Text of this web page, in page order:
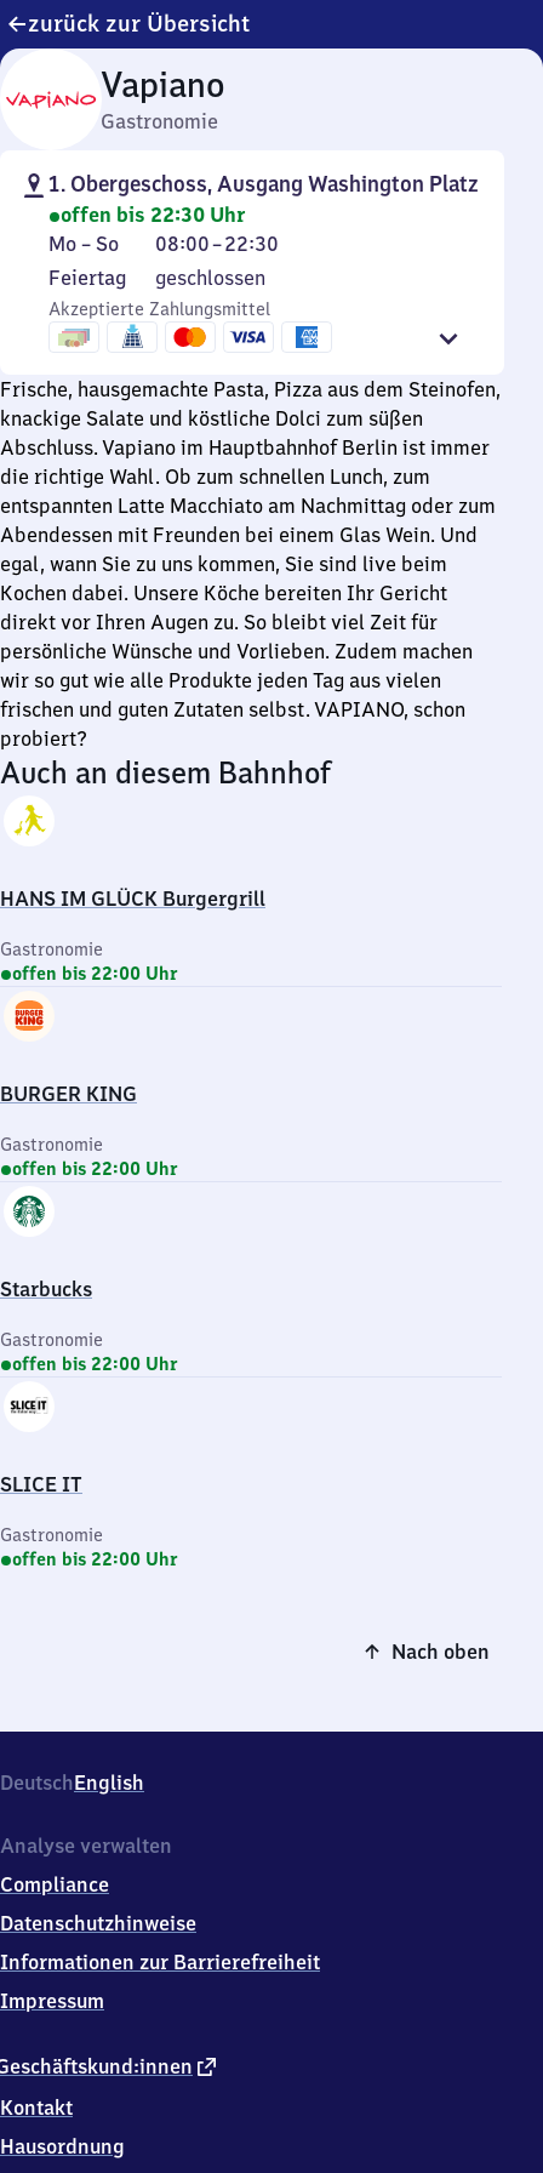
zurück zur Übersicht
Vapiano
Gastronomie
1. Obergeschoss, Ausgang Washington Platz
offen bis 22:30 Uhr
Montag
bis
Sonntag
Mo – So 08:00–22:30
Von
8
Uhr
bis
22
Uhr
30
Feiertag
Feiertag geschlossen
Akzeptierte Zahlungsmittel
Frische, hausgemachte Pasta, Pizza aus dem Steinofen,
knackige Salate und köstliche Dolci zum süßen
Abschluss. Vapiano im Hauptbahnhof Berlin ist immer
die richtige Wahl. Ob zum schnellen Lunch, zum
entspannten Latte Macchiato am Nachmittag oder zum
Abendessen mit Freunden bei einem Glas Wein. Und
egal, wann Sie zu uns kommen, Sie sind live beim
Kochen dabei. Unsere Köche bereiten Ihr Gericht
direkt vor Ihren Augen zu. So bleibt viel Zeit für
persönliche Wünsche und Vorlieben. Zudem machen
wir so gut wie alle Produkte jeden Tag aus vielen
frischen und guten Zutaten selbst. VAPIANO, schon
probiert?
Auch an diesem Bahnhof
HANS IM GLÜCK Burgergrill
Gastronomie
offen bis 22:00 Uhr
BURGER KING
Gastronomie
offen bis 22:00 Uhr
Starbucks
Gastronomie
offen bis 22:00 Uhr
SLICE IT
Gastronomie
offen bis 22:00 Uhr
Nach oben
DeutschEnglish
externer
Kontakt
Hausordnung
Analyse verwalten
Compliance
Datenschutzhinweise
Informationen zur Barrierefreiheit
Impressum